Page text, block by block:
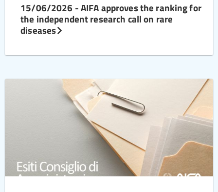
15/06/2026 - AIFA approves the ranking for
the independent research call on rare
diseases